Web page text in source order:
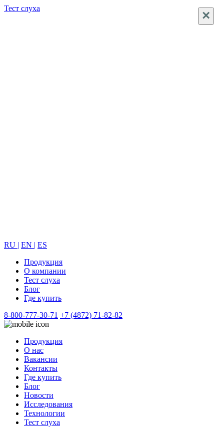
Тест слуха
RU | EN | ES
Продукция
О компании
Тест слуха
Блог
Где купить
8-800-777-30-71 +7 (4872) 71-82-82
Продукция
О нас
Вакансии
Контакты
Где купить
Блог
Новости
Исследования
Технологии
Тест слуха
×